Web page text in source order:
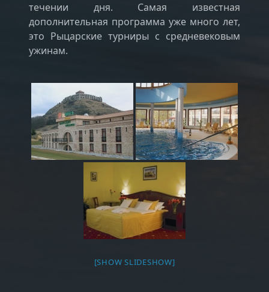
течении дня. Самая известная
дополнительная программа уже много лет,
это Рыцарские турниры с средневековым
ужинам.
[SHOW SLIDESHOW]